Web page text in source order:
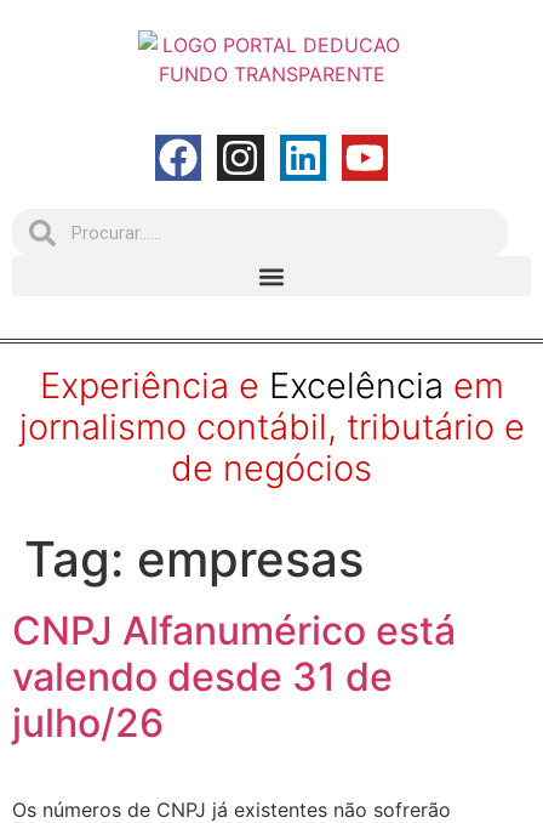
Experiência e Excelência em
jornalismo contábil, tributário e
de negócios
Tag: empresas
CNPJ Alfanumérico está
valendo desde 31 de
julho/26
Os números de CNPJ já existentes não sofrerão